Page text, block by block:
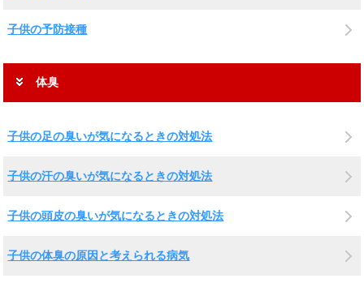
子供の予防接種
体臭
子供の足の臭いが気になるときの対処法
子供の汗の臭いが気になるときの対処法
子供の頭皮の臭いが気になるときの対処法
子供の体臭の原因と考えられる病気